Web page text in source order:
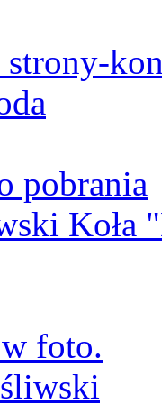
pobrania
Koła
foto.